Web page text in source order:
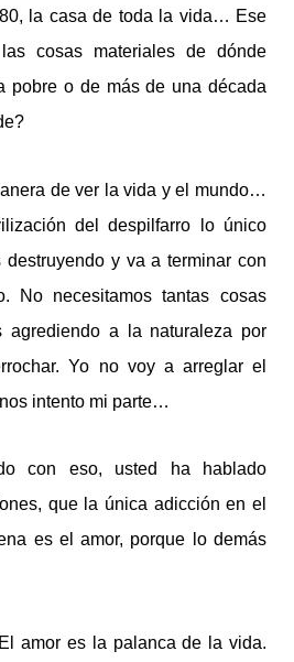
la casa de toda la vida… Ese
cosas materiales de dónde
pobre o de más de una década
de ver la vida y el mundo…
del despilfarro lo único
y va a terminar con
No necesitamos tantas cosas
agrediendo a la naturaleza por
Yo no voy a arreglar el
intento mi parte…
con eso, usted ha hablado
que la única adicción en el
es el amor, porque lo demás
amor es la palanca de la vida.